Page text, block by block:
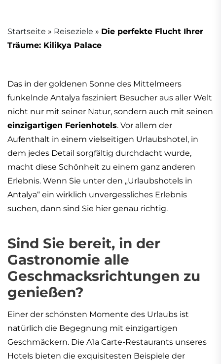
Startseite » Reiseziele » Die perfekte Flucht Ihrer
Träume: Kilikya Palace
Das in der goldenen Sonne des Mittelmeers
funkelnde Antalya fasziniert Besucher aus aller Welt
nicht nur mit seiner Natur, sondern auch mit seinen
einzigartigen Ferienhotels. Vor allem der
Aufenthalt in einem vielseitigen Urlaubshotel, in
dem jedes Detail sorgfältig durchdacht wurde,
macht diese Schönheit zu einem ganz anderen
Erlebnis. Wenn Sie unter den „Urlaubshotels in
Antalya“ ein wirklich unvergessliches Erlebnis
suchen, dann sind Sie hier genau richtig.
Sind Sie bereit, in der
Gastronomie alle
Geschmacksrichtungen zu
genießen?
Einer der schönsten Momente des Urlaubs ist
natürlich die Begegnung mit einzigartigen
Geschmäckern. Die A’la Carte-Restaurants unseres
Hotels bieten die exquisitesten Beispiele der